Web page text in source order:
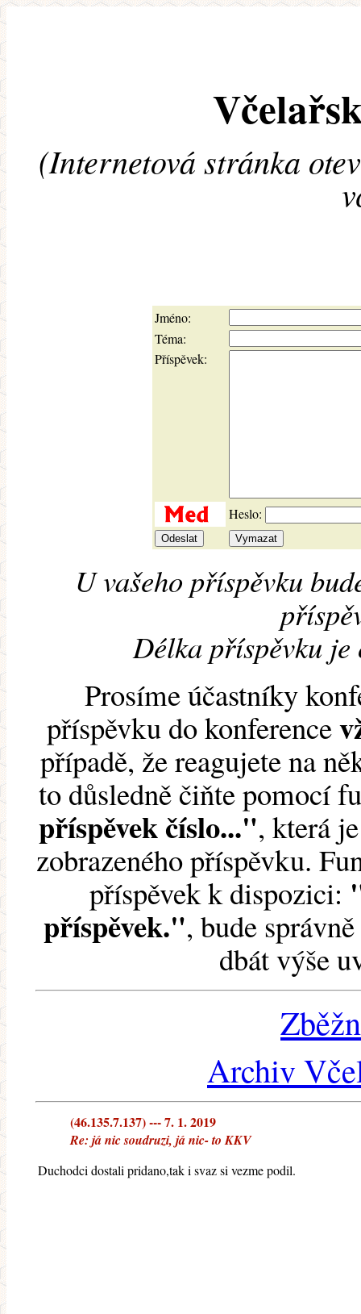
(Internetová stránka
Jméno:
Téma:
Příspěvek:
Heslo:
U vašeho příspěvku
Délka příspěvku je
Prosíme účastníky
příspěvku do konference
případě, že reagujete na
to důsledně čiňte pomocí
příspěvek číslo...", která
zobrazeného příspěvku.
příspěvek k dispozici:
příspěvek.", bude
dbát výše
Archiv
(46.135.7.137) --- 7. 1. 2019
Re: já nic soudruzi, já nic- to KKV
Duchodci dostali pridano,tak i svaz si vezme podil.